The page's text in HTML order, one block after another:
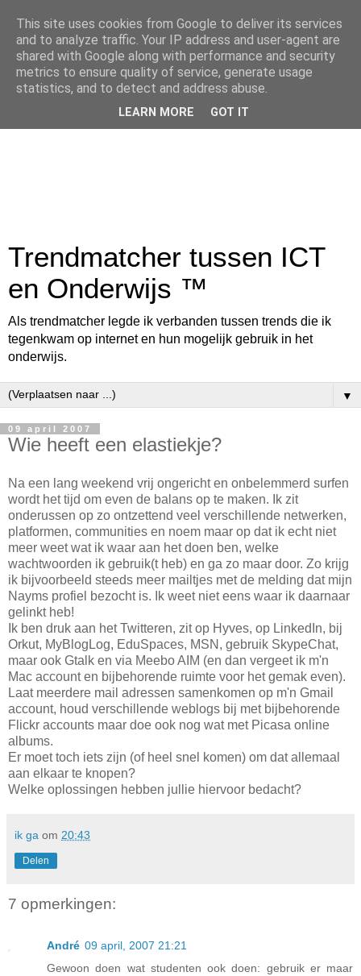
Trendmatcher tussen ICT
en Onderwijs ™
Als trendmatcher legde ik verbanden tussen trends die ik
tegenkwam op internet en hun mogelijk gebruik in het
onderwijs.
▼
09 april 2007
Wie heeft een elastiekje?
Na een lang weekend vrij ongericht en onbelemmerd surfen
wordt het tijd om even de balans op te maken. Ik zit
onderussen op zo ontzettend veel verschillende netwerken,
platformen, communities en noem maar op dat ik echt niet
meer weet wat ik waar aan het doen ben, welke
wachtwoorden ik gebruik(t heb) en ga zo maar door. Zo krijg
ik bijvoorbeeld steeds meer mailtjes met de melding dat mijn
Nayms profiel bezocht is. Ik weet niet eens waar ik daarnaar
gelinkt heb!
Ik ben druk aan het Twitteren, zit op Hyves, op LinkedIn, bij
Orkut, MyBlogLog, EduSpaces, MSN, gebruik SkypeChat,
maar ook Gtalk en via Meebo AIM (en dan vergeet ik m'n
Mac account en bijbehorende ruimte voor het gemak even).
Laat meerdere mail adressen samenkomen op m'n Gmail
account, houd verschillende weblogs bij met bijbehorende
Flickr accounts maar doe ook nog wat met Picasa online
albums.
Er moet toch iets zijn (of heel snel komen) om dat allemaal
aan elkaar te knopen?
Welke oplossingen hebben jullie hiervoor bedacht?
ik ga om 20:43
Delen
7 opmerkingen:
André 09 april, 2007 21:21
Gewoon doen wat studenten ook doen: gebruik er maar
This site uses cookies from Google to deliver its services
and to analyze traffic. Your IP address and user-agent are
shared with Google along with performance and security
metrics to ensure quality of service, generate usage
statistics, and to detect and address abuse.
LEARN MORE GOT IT